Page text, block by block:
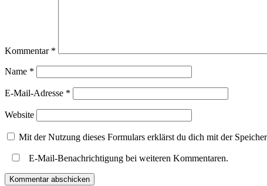
Kommentar *
Name *
E-Mail-Adresse *
Website
Mit der Nutzung dieses Formulars erklärst du dich mit der
E-Mail-Benachrichtigung bei weiteren Kommentaren.